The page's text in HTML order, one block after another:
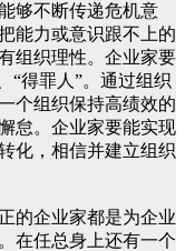
够不断传递危机意
能力或意识跟不上的
组织理性。企业家要
“得罪人”。通过组织
个组织保持高绩效的
怠。企业家要能实现
化，相信并建立组织
的企业家都是为企业
在任总身上还有一个